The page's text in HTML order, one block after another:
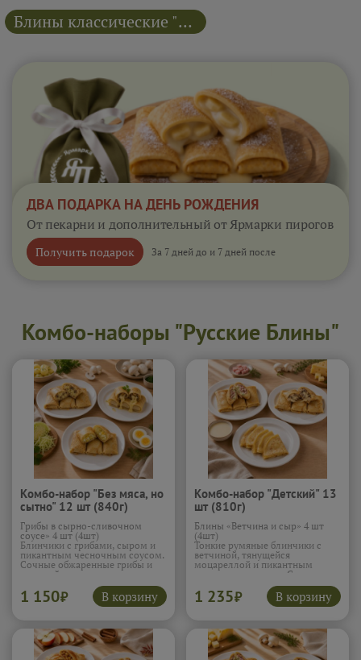
Блины классические "Русские блины"
ДВА ПОДАРКА НА ДЕНЬ РОЖДЕНИЯ
От пекарни и дополнительный от Ярмарки пирогов
Получить подарок За 7 дней до и 7 дней после
Комбо-наборы "Русские Блины"
Комбо-набор "Без мяса, но
сытно" 12 шт (840г)
Грибы в сырно-сливочном
соусе» 4 шт (4шт)
Блинчики с грибами, сыром и
пикантным чесночным соусом.
Сочные обжаренные грибы и
тянущийся сыр в каждом
кусочке создают насыщенный
вкус. Чёрный перец и
чесночный соус добавляют
ещё один блин.
Блины «Картофель и грибы» 4
1 150₽ В корзину
Комбо-набор "Детский" 13
шт (810г)
Блины «Ветчина и сыр» 4 шт
(4шт)
Тонкие румяные блинчики с
ветчиной, тянущейся
моцареллой и пикантным
чесночным соусом. С первого
укуса чувствуется нежная
ветчина и расплавленный сыр,
который аппетитно тянется
начинку особенно сочной,
превращая обычные блины в
настоящее удовольствие.
1 235₽ В корзину